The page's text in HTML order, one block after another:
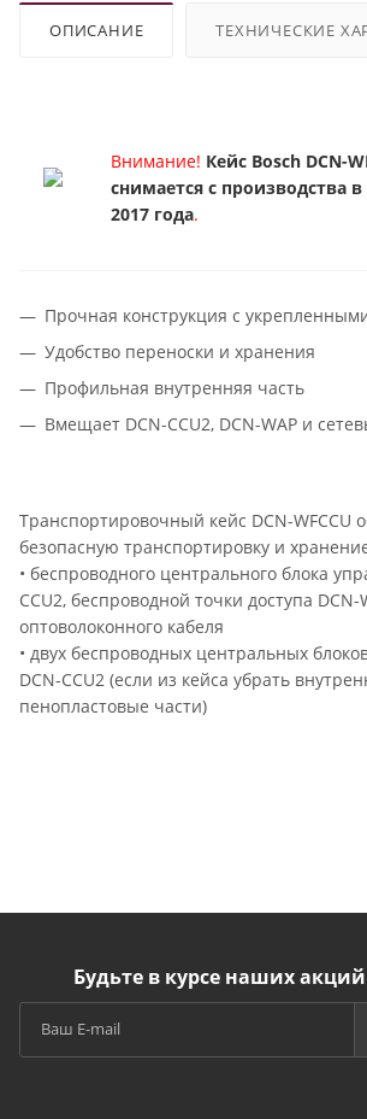
ОПИСАНИЕ ТЕХНИЧЕСКИЕ
Внимание! Кейс Bosch DCN-
снимается с производства в
2017 года.
Прочная конструкция с
Удобство переноски и хранения
Профильная внутренняя часть
Вмещает DCN-CCU2, DCN-WAP и
Транспортировочный кейс DCN-WFCCU
безопасную транспортировку и
• беспроводного центрального блока
CCU2, беспроводной точки доступа DCN-
оптоволоконного кабеля
• двух беспроводных центральных
DCN-CCU2 (если из кейса убрать
пенопластовые части)
Будьте в курсе наших